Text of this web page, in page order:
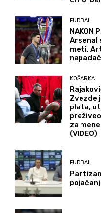
FUDBAL
NAKON
Arsenal
meti,
KOŠARKA
Zvezde
plata,
za
(VIDEO)
FUDBAL